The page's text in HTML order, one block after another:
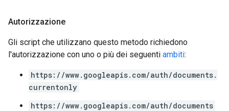
Autorizzazione
Gli script che utilizzano questo metodo richiedono
l'autorizzazione con uno o più dei seguenti ambiti:
https://www.googleapis.com/auth/documents.
currentonly
https://www.googleapis.com/auth/documents